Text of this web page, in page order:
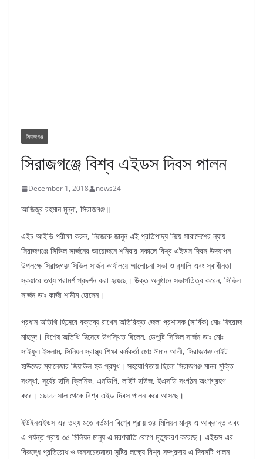
সিরাজগঞ্জ
সিরাজগঞ্জে বিশ্ব এইডস দিবস পালন
December 1, 2018 news24
আজিজুর রহমান মুন্না, সিরাজগঞ্জ॥
এইচ আইভি পরীক্ষা করুন, নিজেকে জানুন এই প্রতিপাদ্য নিয়ে সারাদেশের ন্যায়
সিরাজগঞ্জে সিভিল সার্জনের আয়োজনে শনিবার সকালে বিশ্ব এইডস দিবস উদযাপন
উপলক্ষে সিরাজগঞ্জ সিভিল সার্জন কার্যালয়ে আলোচনা সভা ও র‌্যালি এবং স্বাধীনতা
স্কয়ারে তথ্য পরামর্শ প্রদর্শন করা হয়েছে। উক্ত অনুষ্ঠানে সভাপতিত্ব করেন, সিভিল
সার্জন ডাঃ কাজী শামীম হোসেন।
প্রধান অতিথি হিসেবে বক্তব্য রাখেন অতিরিক্ত জেলা প্রশাসক (সার্বিক) মোঃ ফিরোজ
মাহমুদ। বিশেষ অতিথি হিসেবে উপস্থিত ছিলেন, ডেপুটি সিভিল সার্জন ডাঃ মোঃ
সাইফুল ইসলাম, সিনিয়ন স্বাস্থ্য শিক্ষা কর্মকর্তা মোঃ ঈমান আলী, সিরাজগঞ্জ লাইট
হাউজের ম্যানেজার জিয়াউল হক প্রমূখ। সহযোগিতায় ছিলো সিরাজগঞ্জ মানব মুক্তি
সংস্থা, সূর্যের হাসি ক্লিনিক, এনডিপি, লাইট হাউজ, ইএসডি সংগঠন অংশগ্রহণ
করে। ১৯৮৮ সাল থেকে বিশ্ব এইড দিবস পালন করে আসছে।
ইউইনএইডস এর তথ্য মতে বর্তমান বিশ্বে প্রায় ৩৪ মিলিয়ন মানুষ এ আক্রান্ত এবং
এ পর্যন্ত প্রায় ৩৫ মিলিয়ন মানুষ এ মরণঘাতি রোগে মৃত্যুবরণ করেছে। এইডস এর
বিরুদ্ধে প্রতিরোধ ও জনসচেতনাতা সৃষ্টির লক্ষ্যে বিশ্ব সম্প্রদায় এ দিবসটি পালন